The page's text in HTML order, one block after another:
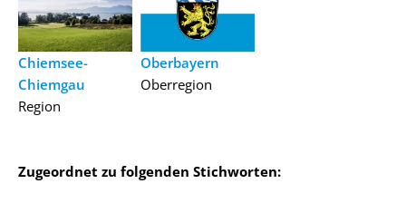
Chiemsee-
Chiemgau
Region
Oberbayern
Oberregion
Zugeordnet zu folgenden Stichworten: